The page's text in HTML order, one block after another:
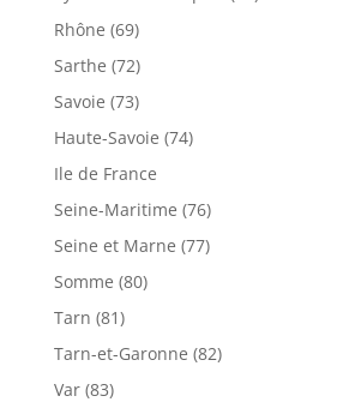
Rhône (69)
Sarthe (72)
Savoie (73)
Haute-Savoie (74)
Ile de France
Seine-Maritime (76)
Seine et Marne (77)
Somme (80)
Tarn (81)
Tarn-et-Garonne (82)
Var (83)